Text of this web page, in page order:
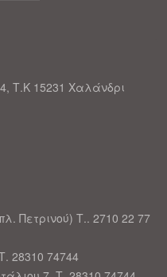
Τ.Κ 15231 Χαλάνδρι
Πετρινού) Τ.. 2710 22 77
28310 74744